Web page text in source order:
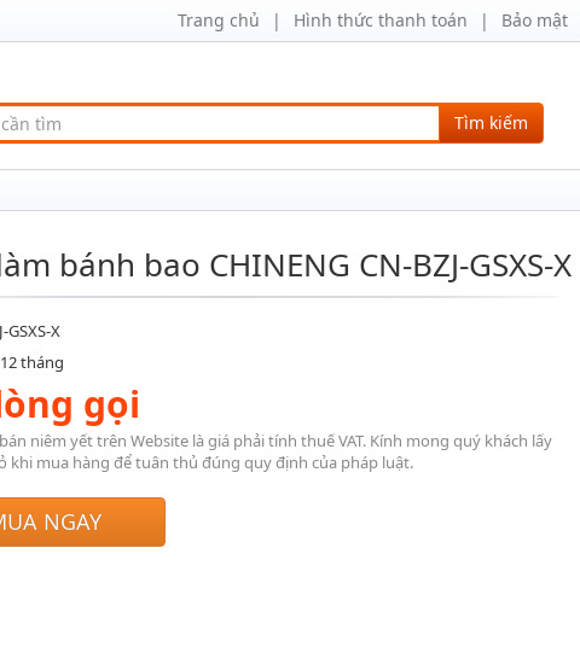
Trang chủ Hình thức thanh toán Bảo mật
Tìm kiếm
bánh bao CHINENG CN-BZJ-GSXS-X
GSXS-X
tháng
gọi
niêm yết trên Website là giá phải tính thuế VAT. Kính mong quý khách lấy
khi mua hàng để tuân thủ đúng quy định của pháp luật.
NGAY